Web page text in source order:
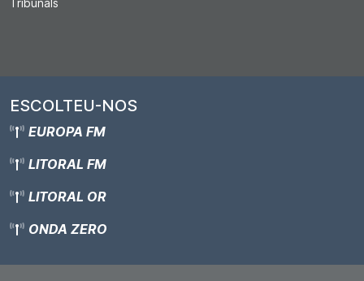
ESCOLTEU-NOS
EUROPA FM
LITORAL FM
LITORAL OR
ONDA ZERO